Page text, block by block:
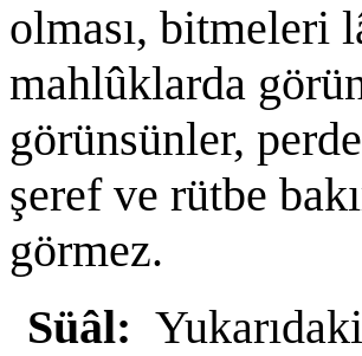
olması, bitmeleri
mahlûklarda
görünsünler,
şeref ve rütbe
görmez.
Süâl: